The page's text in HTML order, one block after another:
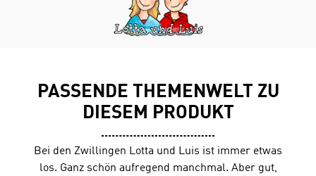
Quizfragen in Antolin.Antolin ist ein Online-Portal zur
Leseförderung von Klasse 1 bis 10. Die Schüler lesen ein
Buch und können dann unter www.antolin.de
PASSENDE THEMENWELT ZU
DIESEM PRODUKT
Bei den Zwillingen Lotta und Luis ist immer etwas
los. Ganz schön aufregend manchmal. Aber gut,